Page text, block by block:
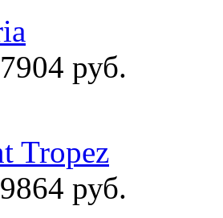
руб.
Tropez
руб.